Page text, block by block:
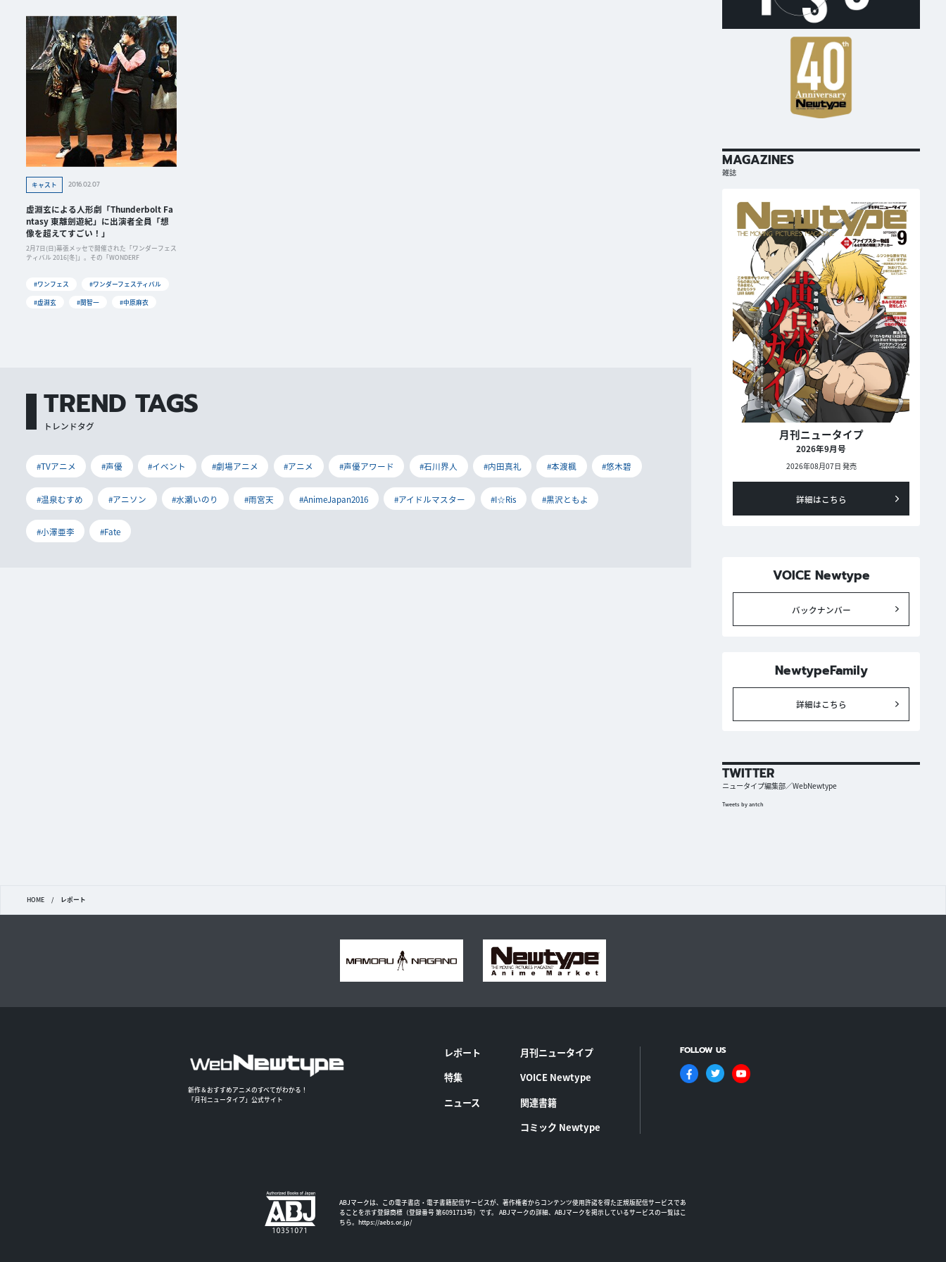
キャスト 2016.02.07
虚淵玄による人形劇「Thunderbolt Fa
ntasy 東離劍遊紀」に出演者全員「想
像を超えてすごい！」
2月7日(日)幕張メッセで開催された「ワンダーフェス
ティバル 2016[冬]」。その「WONDERF
#ワンフェス
#ワンダーフェスティバル
#虚淵玄
#関智一 #中原麻衣
TREND TAGS
トレンドタグ
#TVアニメ #声優 #イベント #劇場アニメ #アニメ #声優アワード #石川界人 #内田真礼 #本渡楓 #悠木碧
#温泉むすめ #アニソン #水瀬いのり #雨宮天 #AnimeJapan2016 #アイドルマスター #I☆Ris #黒沢ともよ
#小澤亜李 #Fate
MAGAZINES
雑誌
月刊ニュータイプ
2026年9月号
2026年08月07日 発売
詳細はこちら
VOICE Newtype
バックナンバー
NewtypeFamily
詳細はこちら
TWITTER
ニュータイプ編集部／WebNewtype
Tweets by antch
HOME / レポート
新作＆おすすめアニメのすべてがわかる！
「月刊ニュータイプ」公式サイト
レポート
特集
ニュース
月刊ニュータイプ
VOICE Newtype
関連書籍
コミック Newtype
FOLLOW US
ABJマークは、この電子書店・電子書籍配信サービスが、著作権者からコンテンツ使用許諾を得た正規版配信サービスであ
ることを示す登録商標（登録番号 第6091713号）です。 ABJマークの詳細、ABJマークを掲示しているサービスの一覧はこ
ちら。 https://aebs.or.jp/